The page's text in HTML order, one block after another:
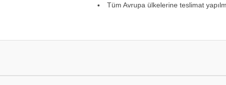
Tüm Avrupa ülkelerine teslimat